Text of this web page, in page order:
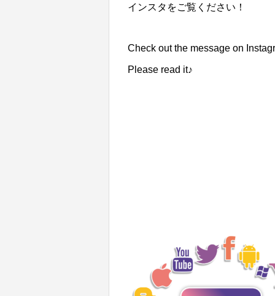
インスタをご覧ください！
Check out the message on
Please read it♪